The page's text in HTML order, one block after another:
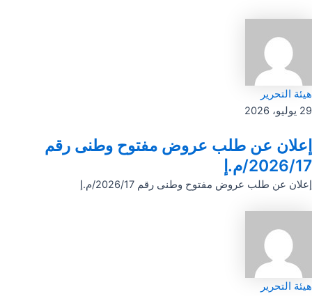
هيئة التحرير
29 يوليو، 2026
إعلان عن طلب عروض مفتوح وطنى رقم
2026/17/م.إ
إعلان عن طلب عروض مفتوح وطنى رقم 2026/17/م.إ
هيئة التحرير